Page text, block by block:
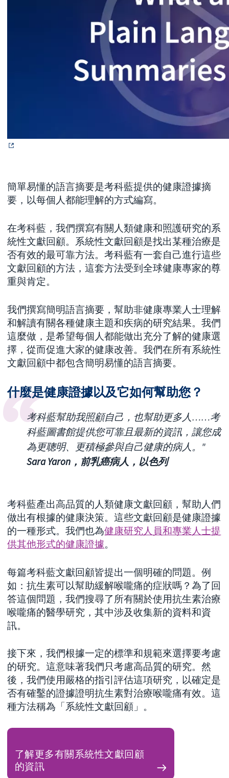
簡單易懂的語言摘要是考科藍提供的健康證據摘
要，以每個人都能理解的方式編寫。
在考科藍，我們撰寫有關人類健康和照護研究的系
統性文獻回顧。系統性文獻回顧是找出某種治療是
否有效的最可靠方法。考科藍有一套自己進行這些
文獻回顧的方法，這套方法受到全球健康專家的尊
重與肯定。
我們撰寫簡明語言摘要，幫助非健康專業人士理解
和解讀有關各種健康主題和疾病的研究結果。我們
這麼做，是希望每個人都能做出充分了解的健康選
擇，從而促進大家的健康改善。我們在所有系統性
文獻回顧中都包含簡明易懂的語言摘要。
什麼是健康證據以及它如何幫助您？
考科藍幫助我照顧自己，也幫助更多人……考
科藍圖書館提供您可靠且最新的資訊，讓您成
為更聰明、更積極參與自己健康的病人。"
Sara Yaron，前乳癌病人，以色列
考科藍產出高品質的人類健康文獻回顧，幫助人們
做出有根據的健康決策。這些文獻回顧是健康證據
的一種形式。我們也為健康研究人員和專業人士提
供其他形式的健康證據。
每篇考科藍文獻回顧皆提出一個明確的問題。例
如：抗生素可以幫助緩解喉嚨痛的症狀嗎？為了回
答這個問題，我們搜尋了所有關於使用抗生素治療
喉嚨痛的醫學研究，其中涉及收集新的資料和資
訊。
接下來，我們根據一定的標準和規範來選擇要考慮
的研究。這意味著我們只考慮高品質的研究。然
後，我們使用嚴格的指引評估這項研究，以確定是
否有確鑿的證據證明抗生素對治療喉嚨痛有效。這
種方法稱為「系統性文獻回顧」。
了解更多有關系統性文獻回顧
的資訊